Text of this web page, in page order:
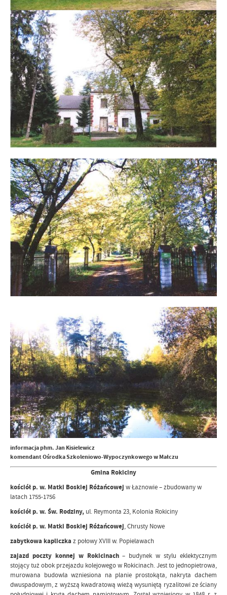
informacjaphm. Jan Kisielewicz
komendant Ośrodka Szkoleniowo-Wypoczynkowego w Małczu
Gmina Rokiciny
kościół p. w. Matki Boskiej Różańcowej w Łaznowie – zbudowany w
latach 1755-1756
kościół p. w. Św. Rodziny, ul. Reymonta 23, Kolonia Rokiciny
kościół p. w. Matki Boskiej Różańcowej, Chrusty Nowe
zabytkowa kapliczka z połowy XVIII w. Popielawach
zajazd poczty konnej w Rokicinach– budynek w stylu eklektycznym
stojący tuż obok przejazdu kolejowego w Rokicinach. Jest to jednopietrowa,
murowana budowla wzniesiona na planie prostokąta, nakryta dachem
dwuspadowym, z wyższą kwadratową wieżą wysuniętą ryzalitowi ze ściany